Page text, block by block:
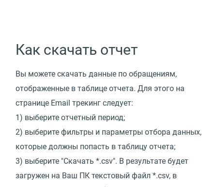
Как скачать отчет
Вы можете скачать данные по обращениям,
отображенные в таблице отчета. Для этого на
странице Email трекинг следует:
1) выберите отчетный период;
2) выберите фильтры и параметры отбора данных,
которые должны попасть в таблицу отчета;
3) выберите "Скачать *.csv". В результате будет
загружен на Ваш ПК текстовый файл *.csv, в